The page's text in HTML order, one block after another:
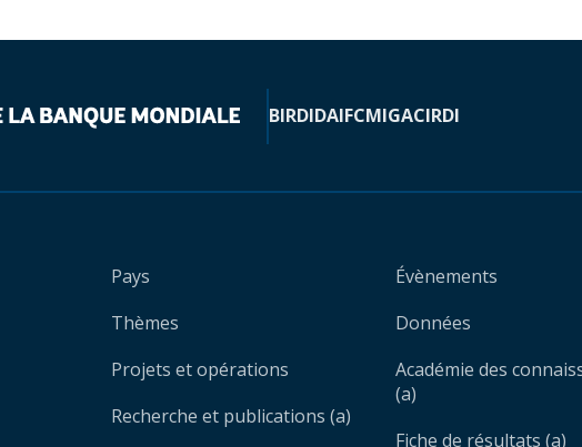
BIRDIDAIFCMIGACIRDI
Pays
Thèmes
Projets et opérations
Recherche et publications (a)
Évènements
Données
Académie des
(a)
Fiche de résultats (a)